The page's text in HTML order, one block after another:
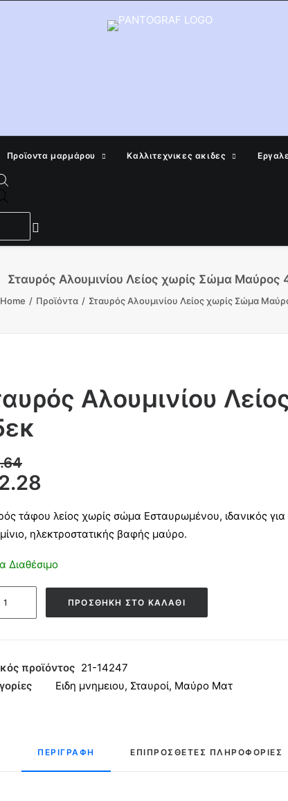
Προϊοντα μαρμάρου Καλλιτεχνικες ακιδες
search
Σταυρός Αλουμινίου Λείος χωρίς Σώμα Μαύρος
Home Προϊόντα Σταυρός Αλουμινίου Λείος χωρίς Σώμα
Αλουμινίου
τάφου λείος χωρίς σώμα Εσταυρωμένου, ιδανικός
ηλεκτροστατικής βαφής μαύρο.
Διαθέσιμο
ΠΡΟΣΘΉΚΗ ΣΤΟ ΚΑΛΆΘΙ
προϊόντος 21-14247
Ειδη μνημειου, Σταυροί, Μαύρο Ματ
ΠΕΡΙΓΡΑΦΉ ΕΠΙΠΡΌΣΘΕΤΕΣ ΠΛΗΡΟΦΟΡΊΕΣ